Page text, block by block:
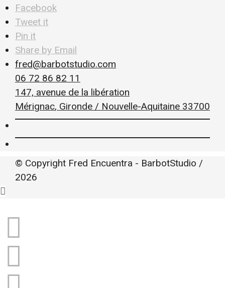
Facebook
Tweet it
Pin it
Share by Email
fred@barbotstudio.com
06 72 86 82 11
147, avenue de la libération
Mérignac, Gironde / Nouvelle-Aquitaine 33700
© Copyright Fred Encuentra - BarbotStudio /
2026